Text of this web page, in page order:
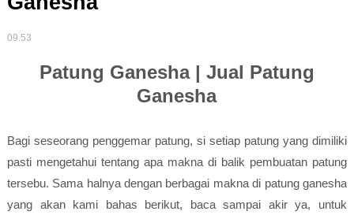
09.53
Patung Ganesha | Jual Patung
Ganesha
Bagi seseorang penggemar patung, si setiap patung yang dimiliki
pasti mengetahui tentang apa makna di balik pembuatan patung
tersebu. Sama halnya dengan berbagai makna di patung ganesha
yang akan kami bahas berikut, baca sampai akir ya, untuk